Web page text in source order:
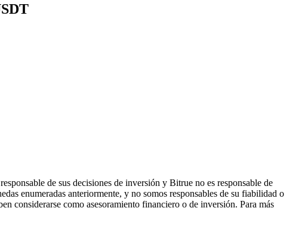
de sus decisiones de inversión y Bitrue no es responsable de
enumeradas anteriormente, y no somos responsables de su fiabilidad o
considerarse como asesoramiento financiero o de inversión. Para más